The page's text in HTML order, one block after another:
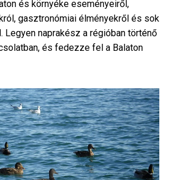
és környéke eseményeiről,
gasztronómiai élményekről és sok
Legyen naprakész a régióban történő
és fedezze fel a Balaton